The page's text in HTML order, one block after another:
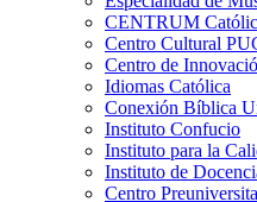
CENTRUM
Centro Cultural
Centro de
Idiomas Católica
Conexión Bíblica
Instituto Confucio
Instituto para la
Instituto de
Centro